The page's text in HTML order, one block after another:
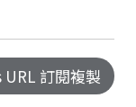
訂閱複製